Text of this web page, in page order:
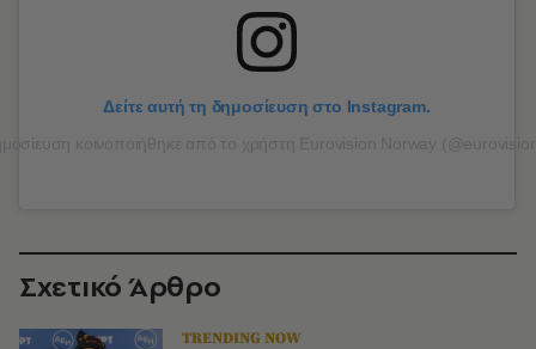
Δείτε αυτή τη δημοσίευση στο Instagram.
Σχετικό Άρθρο
TRENDING NOW